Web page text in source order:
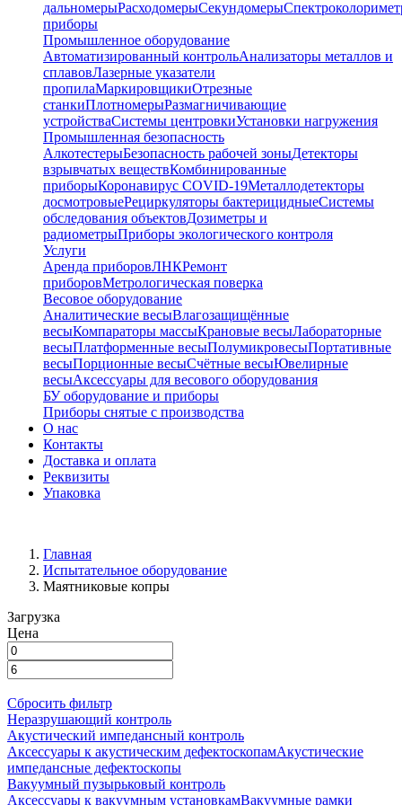
дальномерыРасходомерыСекундомеры
приборы
Промышленное оборудование
Автоматизированный контрольАнализаторы металлов и
сплавовЛазерные указатели
пропилаМаркировщикиОтрезные
станкиПлотномерыРазмагничивающие
устройстваСистемы центровкиУстановки нагружения
Промышленная безопасность
АлкотестерыБезопасность рабочей зоныДетекторы
взрывчатых веществКомбинированные
приборыКоронавирус COVID-19Металлодетекторы
досмотровыеРециркуляторы бактерицидныеСистемы
обследования объектовДозиметры и
радиометрыПриборы экологического контроля
Услуги
Аренда приборовЛНКРемонт
приборовМетрологическая поверка
Весовое оборудование
Аналитические весыВлагозащищённые
весыКомпараторы массыКрановые весыЛабораторные
весыПлатформенные весыПолумикровесыПортативные
весыПорционные весыСчётные весыЮвелирные
весыАксессуары для весового оборудования
БУ оборудование и приборы
Приборы снятые с производства
О нас
Контакты
Доставка и оплата
Реквизиты
Упаковка
Главная
Испытательное оборудование
Маятниковые копры
Загрузка
Цена
Сбросить фильтр
Неразрушающий контроль
Акустический импедансный контроль
Аксессуары к акустическим дефектоскопамАкустические
импедансные дефектоскопы
Вакуумный пузырьковый контроль
Аксессуары к вакуумным установкамВакуумные рамки